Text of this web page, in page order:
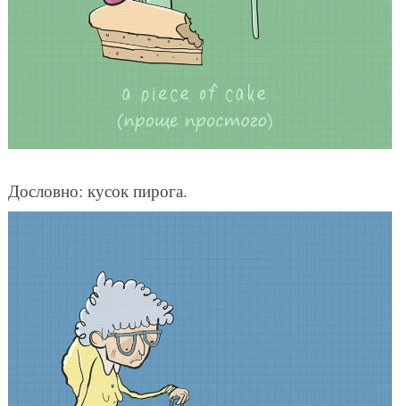
Дословно: кусок пирога.